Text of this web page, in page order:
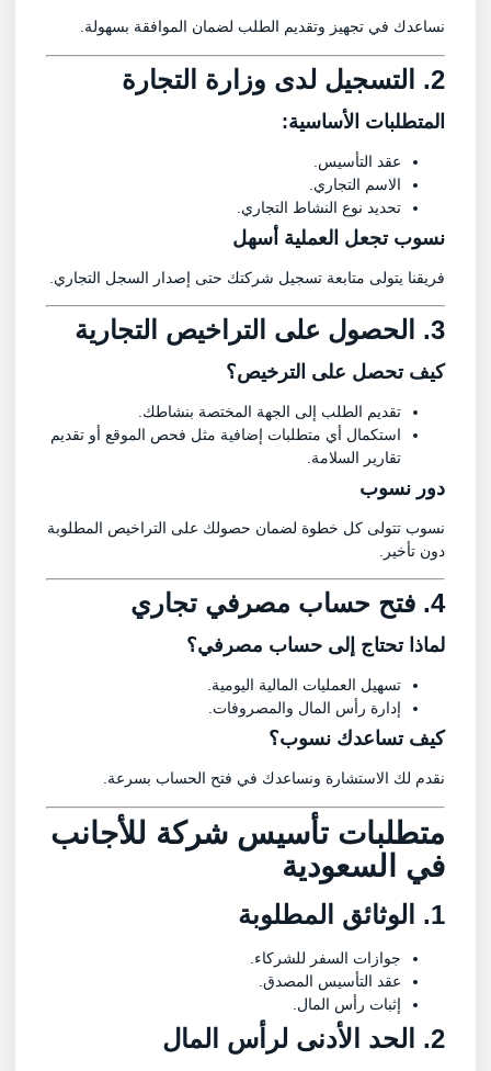
نساعدك في تجهيز وتقديم الطلب لضمان الموافقة بسهولة.
2. التسجيل لدى وزارة التجارة
المتطلبات الأساسية:
عقد التأسيس.
الاسم التجاري.
تحديد نوع النشاط التجاري.
نسوب تجعل العملية أسهل
فريقنا يتولى متابعة تسجيل شركتك حتى إصدار السجل التجاري.
3. الحصول على التراخيص التجارية
كيف تحصل على الترخيص؟
تقديم الطلب إلى الجهة المختصة بنشاطك.
استكمال أي متطلبات إضافية مثل فحص الموقع أو تقديم
تقارير السلامة.
دور نسوب
نسوب تتولى كل خطوة لضمان حصولك على التراخيص المطلوبة
دون تأخير.
4. فتح حساب مصرفي تجاري
لماذا تحتاج إلى حساب مصرفي؟
تسهيل العمليات المالية اليومية.
إدارة رأس المال والمصروفات.
كيف تساعدك نسوب؟
نقدم لك الاستشارة ونساعدك في فتح الحساب بسرعة.
متطلبات تأسيس شركة للأجانب
في السعودية
1. الوثائق المطلوبة
جوازات السفر للشركاء.
عقد التأسيس المصدق.
إثبات رأس المال.
2. الحد الأدنى لرأس المال